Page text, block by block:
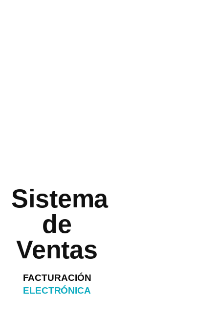
Sistema
de
Ventas
FACTURACIÓN
ELECTRÓNICA